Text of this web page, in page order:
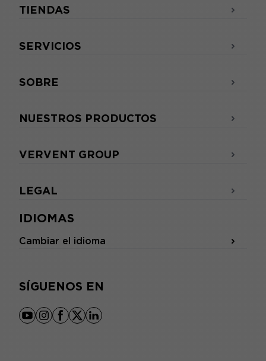
IDIOMAS
Cambiar el idioma
SÍGUENOS EN
youtube
instagram
facebook
x linkedin
TIENDAS
SERVICIOS
SOBRE
NUESTROS PRODUCTOS
VERVENT GROUP
LEGAL